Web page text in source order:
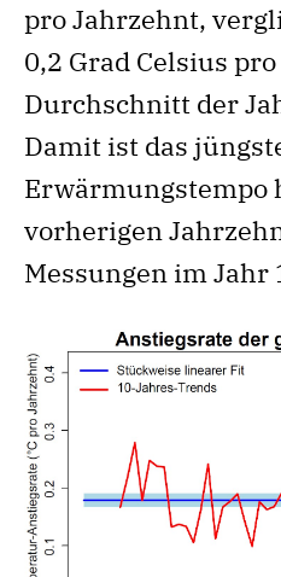
pro Jahrzehnt,
0,2 Grad Celsius
Durchschnitt der
Damit ist das
Erwärmungstempo
vorherigen
Messungen im Jahr